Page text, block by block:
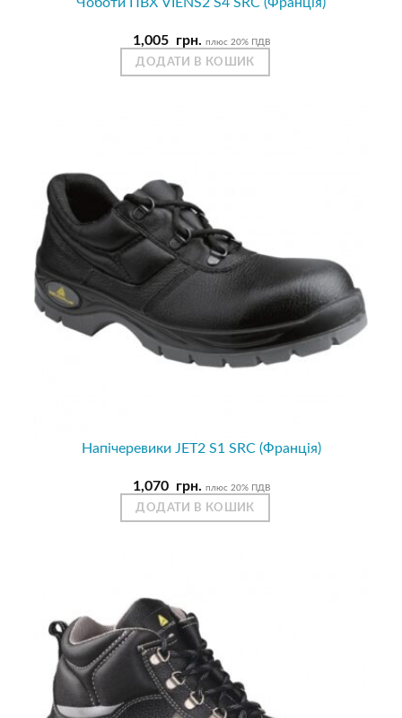
1,005 грн. плюс 20% ПДВ
ДОДАТИ В КОШИК
Напічеревики JET2 S1 SRC (Франція)
1,070 грн. плюс 20% ПДВ
ДОДАТИ В КОШИК